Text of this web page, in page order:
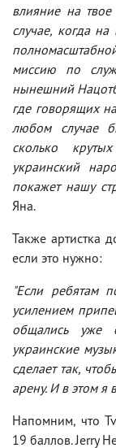
влияние на
случае, когда
миссию по
нынешний
где говорящих
любом случае
сколько
украинский
покажет нашу
Яна.
Также артистка
если это нужно:
"Если ребятам
усилением
общались уже
украинские
сделает так,
арену. И в этом
Напомним, что
19 баллов. Jerry